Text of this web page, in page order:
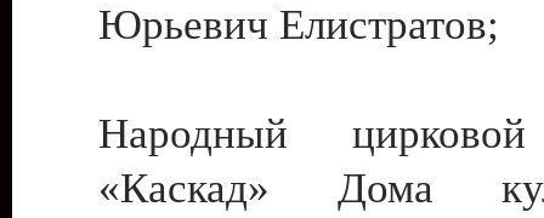
Юрьевич Елистратов;
Народный цирковой
«Каскад» Дома